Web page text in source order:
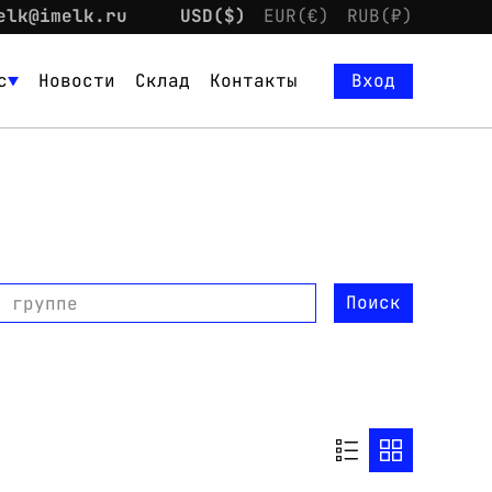
USD($) EUR(€) RUB(₽)
Новости Склад Контакты
Вход
группе Поиск